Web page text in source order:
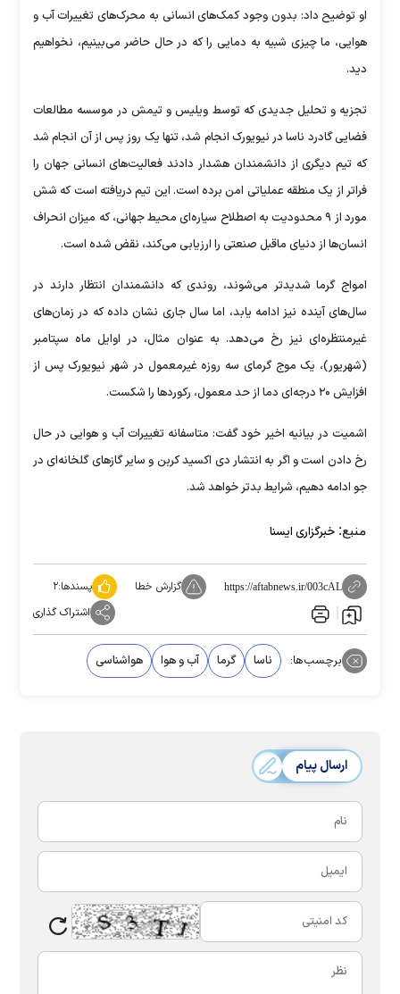
او توضیح داد: بدون وجود کمک‌های انسانی به محرک‌های تغییرات آب و
هوایی، ما چیزی شبیه به دمایی را که در حال حاضر می‌بینیم، نخواهیم
دید.
تجزیه و تحلیل جدیدی که توسط ویلیس و تیمش در موسسه مطالعات
فضایی گادرد ناسا در نیویورک انجام شد، تنها یک روز پس از آن انجام شد
که تیم دیگری از دانشمندان هشدار دادند فعالیت‌های انسانی جهان را
فراتر از یک منطقه عملیاتی امن برده است. این تیم دریافته است که شش
مورد از ۹ محدودیت به اصطلاح سیاره‌ای محیط جهانی، که میزان انحراف
انسان‌ها از دنیای ماقبل صنعتی را ارزیابی می‌کند، نقض شده است.
امواج گرما شدیدتر می‌شوند، روندی که دانشمندان انتظار دارند در
سال‌های آینده نیز ادامه یابد، اما سال جاری نشان داده که در زمان‌های
غیرمنتظره‌ای نیز رخ می‌دهد. به عنوان مثال، در اوایل ماه سپتامبر
(شهریور)، یک موج گرمای سه روزه غیرمعمول در شهر نیویورک پس از
افزایش ۲۰ درجه‌ای دما از حد معمول، رکورد‌ها را شکست.
اشمیت در بیانیه اخیر خود گفت: متاسفانه تغییرات آب و هوایی در حال
رخ دادن است و اگر به انتشار دی اکسید کربن و سایر گاز‌های گلخانه‌ای در
جو ادامه دهیم، شرایط بدتر خواهد شد.
منبع: خبرگزاری ایسنا
https://aftabnews.ir/003cAL گزارش خطا پسندها:۲
اشتراک گذاری
برچسب‌ها: ناسا گرما آب و هوا هواشناسی
ارسال پیام